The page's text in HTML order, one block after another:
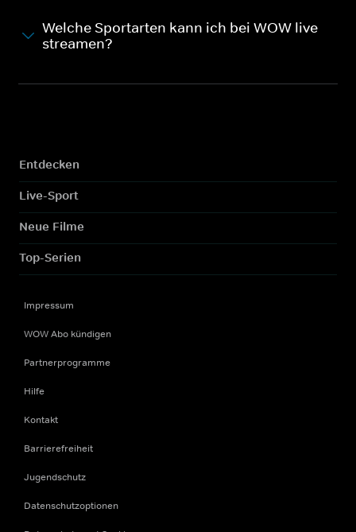
Welche Sportarten kann ich bei WOW live
streamen?
Entdecken
Live-Sport
Neue Filme
Top-Serien
Impressum
WOW Abo kündigen
Partnerprogramme
Hilfe
Kontakt
Barrierefreiheit
Jugendschutz
Datenschutzoptionen